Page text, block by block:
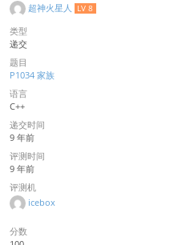
超神火星人 LV 8
类型
递交
题目
P1034 家族
语言
C++
递交时间
9 年前
评测时间
9 年前
评测机
icebox
分数